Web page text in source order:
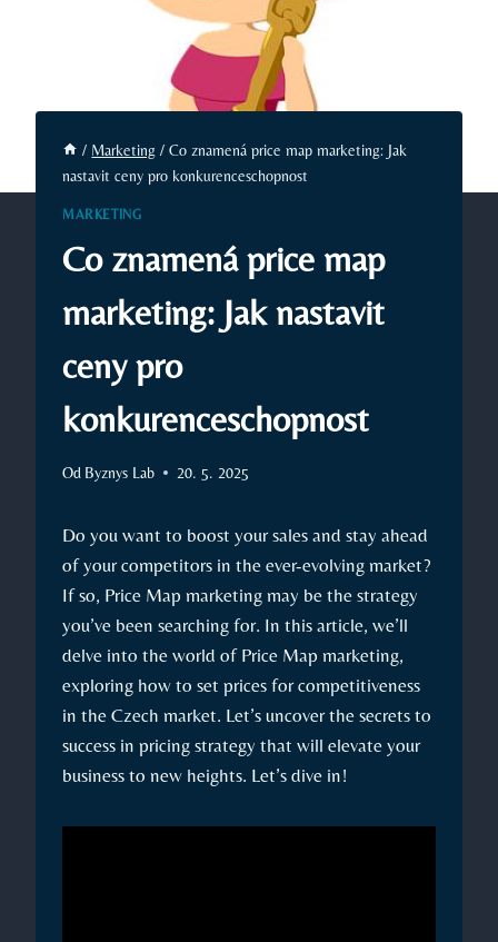
/ Marketing / Co znamená price map marketing: Jak
nastavit ceny pro konkurenceschopnost
MARKETING
Co znamená price map
marketing: Jak nastavit
ceny pro
konkurenceschopnost
Od Byznys Lab 20. 5. 2025
Do you want to boost your sales and stay ahead
of your competitors in the ever-evolving market?
If so, Price Map marketing may be the strategy
you’ve been searching for. In this article, we’ll
delve into the world of Price Map marketing,
exploring how to set prices for competitiveness
in the Czech market. Let’s uncover the secrets to
success in pricing strategy that will elevate your
business to new heights. Let’s dive in!